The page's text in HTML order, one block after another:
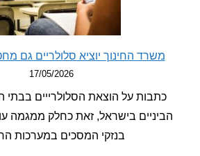
החינוך יוציא סלולריים גם מחטיבות
17/05/2026
על הוצאת הסלולרייים בבתי הספר
בישראל, זאת כחלק ממגמה עולמית
בנזקי המסכים במערכות החינוך.